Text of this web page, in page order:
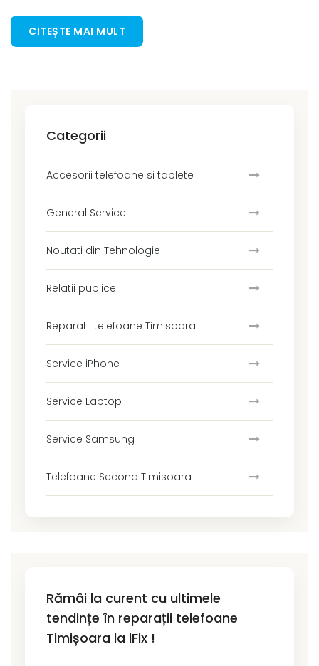
CITEȘTE MAI MULT
Categorii
Accesorii telefoane si tablete
General Service
Noutati din Tehnologie
Relatii publice
Reparatii telefoane Timisoara
Service iPhone
Service Laptop
Service Samsung
Telefoane Second Timisoara
Rămâi la curent cu ultimele
tendințe în reparații telefoane
Timișoara la iFix !